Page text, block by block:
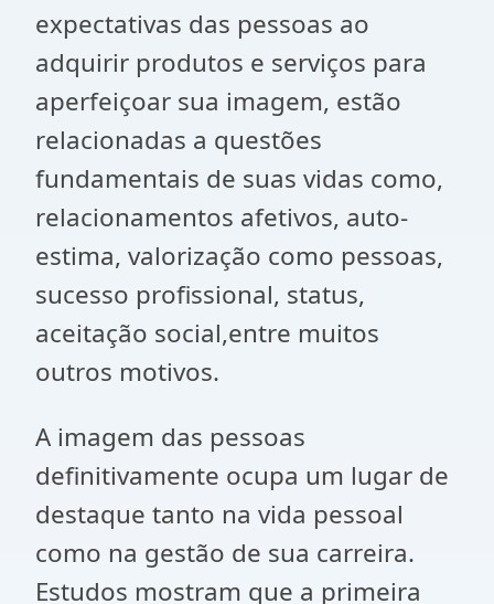
expectativas das pessoas ao
adquirir produtos e serviços para
aperfeiçoar sua imagem, estão
relacionadas a questões
fundamentais de suas vidas como,
relacionamentos afetivos, auto-
estima, valorização como pessoas,
sucesso profissional, status,
aceitação social,entre muitos
outros motivos.
A imagem das pessoas
definitivamente ocupa um lugar de
destaque tanto na vida pessoal
como na gestão de sua carreira.
Estudos mostram que a primeira